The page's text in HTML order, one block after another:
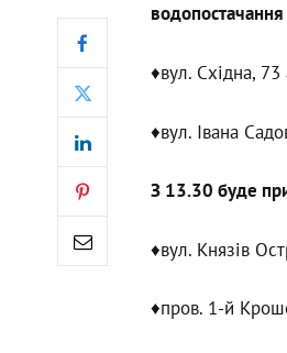
♦️вул. Східна,
♦️вул. Івана
З 13.30 буде
♦️вул. Князів
♦️пров. 1-й